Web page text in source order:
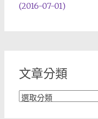
(2016-07-01)
文章分類
文